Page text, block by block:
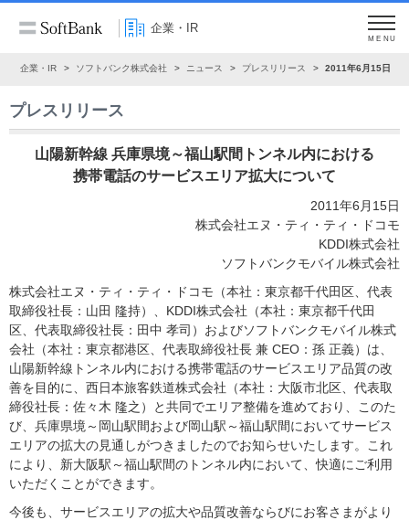
企業・IR
MENU
企業・IR ソフトバンク株式会社 ニュース プレスリリース 2011年6月15日
プレスリリース
山陽新幹線 兵庫県境～福山駅間トンネル内における
携帯電話のサービスエリア拡大について
2011年6月15日
株式会社エヌ・ティ・ティ・ドコモ
KDDI株式会社
ソフトバンクモバイル株式会社
株式会社エヌ・ティ・ティ・ドコモ（本社：東京都千代田区、代表
取締役社長：山田 隆持）、KDDI株式会社（本社：東京都千代田
区、代表取締役社長：田中 孝司）およびソフトバンクモバイル株式
会社（本社：東京都港区、代表取締役社長 兼 CEO：孫 正義）は、
山陽新幹線トンネル内における携帯電話のサービスエリア品質の改
善を目的に、西日本旅客鉄道株式会社（本社：大阪市北区、代表取
締役社長：佐々木 隆之）と共同でエリア整備を進めており、このた
び、兵庫県境～岡山駅間および岡山駅～福山駅間においてサービス
エリアの拡大の見通しがつきましたのでお知らせいたします。これ
により、新大阪駅～福山駅間のトンネル内において、快適にご利用
いただくことができます。
今後も、サービスエリアの拡大や品質改善ならびにお客さまがより